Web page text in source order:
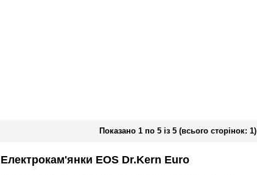
Показано 1 по 5 із 5 (всього сторінок: 1)
Електрокам'янки EOS Dr.Kern Euro